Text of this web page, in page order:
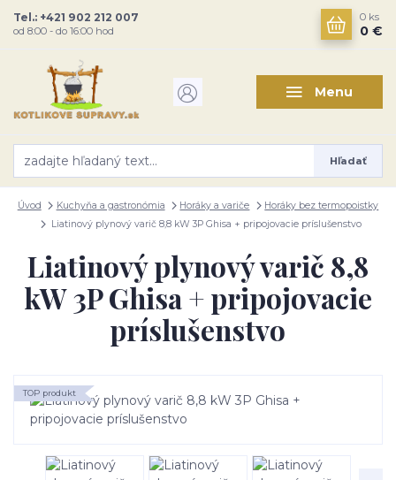
Menu
Hľadať
Tel.: +421 902 212 007
od 8:00 - do 16:00 hod
0 ks
0 €
Úvod Kuchyňa a gastronómia Horáky a variče
Horáky bez termopoistky
Liatinový plynový varič 8,8 kW 3P Ghisa + pripojovacie príslušenstvo
Liatinový plynový varič 8,8
kW 3P Ghisa + pripojovacie
príslušenstvo
TOP produkt